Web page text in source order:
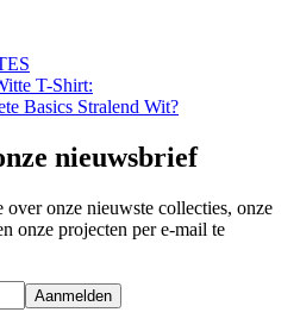
T-Shirt:
Basics Stralend Wit?
nieuwsbrief
onze nieuwste collecties, onze
onze projecten per e-mail te
Aanmelden